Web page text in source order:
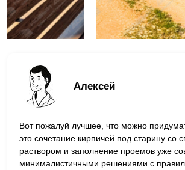
Алексей
Вот пожалуй лучшее, что можно
это сочетание кирпичей под старину со
раствором и заполнение проемов уже
минималистичными решениями с